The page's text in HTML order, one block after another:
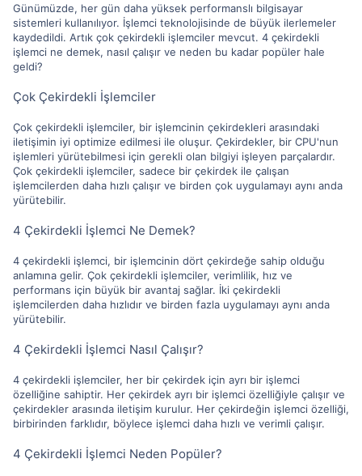
Günümüzde, her gün daha yüksek performanslı bilgisayar
sistemleri kullanılıyor. İşlemci teknolojisinde de büyük ilerlemeler
kaydedildi. Artık çok çekirdekli işlemciler mevcut. 4 çekirdekli
işlemci ne demek, nasıl çalışır ve neden bu kadar popüler hale
geldi?
Çok Çekirdekli İşlemciler
Çok çekirdekli işlemciler, bir işlemcinin çekirdekleri arasındaki
iletişimin iyi optimize edilmesi ile oluşur. Çekirdekler, bir CPU'nun
işlemleri yürütebilmesi için gerekli olan bilgiyi işleyen parçalardır.
Çok çekirdekli işlemciler, sadece bir çekirdek ile çalışan
işlemcilerden daha hızlı çalışır ve birden çok uygulamayı aynı anda
yürütebilir.
4 Çekirdekli İşlemci Ne Demek?
4 çekirdekli işlemci, bir işlemcinin dört çekirdeğe sahip olduğu
anlamına gelir. Çok çekirdekli işlemciler, verimlilik, hız ve
performans için büyük bir avantaj sağlar. İki çekirdekli
işlemcilerden daha hızlıdır ve birden fazla uygulamayı aynı anda
yürütebilir.
4 Çekirdekli İşlemci Nasıl Çalışır?
4 çekirdekli işlemciler, her bir çekirdek için ayrı bir işlemci
özelliğine sahiptir. Her çekirdek ayrı bir işlemci özelliğiyle çalışır ve
çekirdekler arasında iletişim kurulur. Her çekirdeğin işlemci özelliği,
birbirinden farklıdır, böylece işlemci daha hızlı ve verimli çalışır.
4 Çekirdekli İşlemci Neden Popüler?